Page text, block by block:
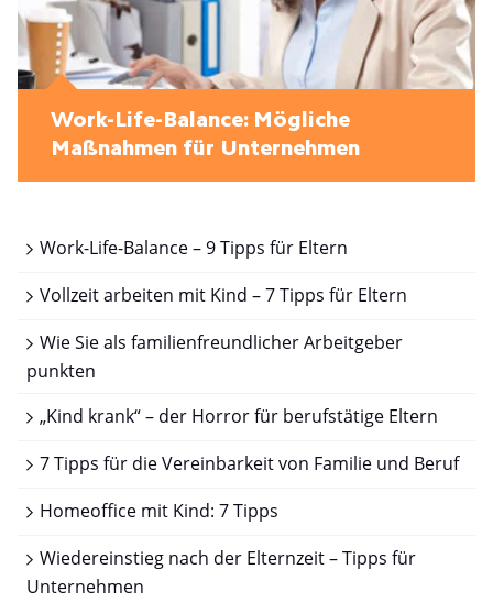
Work-Life-Balance: Mögliche
Maßnahmen für Unternehmen
Work-Life-Balance – 9 Tipps für Eltern
Vollzeit arbeiten mit Kind – 7 Tipps für Eltern
Wie Sie als familienfreundlicher Arbeitgeber
punkten
„Kind krank“ – der Horror für berufstätige Eltern
7 Tipps für die Vereinbarkeit von Familie und Beruf
Homeoffice mit Kind: 7 Tipps
Wiedereinstieg nach der Elternzeit – Tipps für
Unternehmen